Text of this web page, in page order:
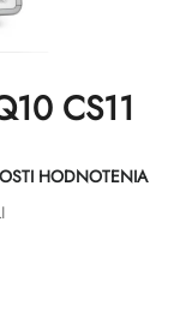
CS11
HODNOTENIA